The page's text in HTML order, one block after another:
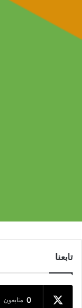
تابعنا
0 متابعون